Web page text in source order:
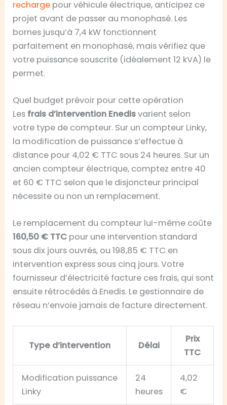
recharge pour véhicule électrique, anticipez ce
projet avant de passer au monophasé. Les
bornes jusqu’à 7,4 kW fonctionnent
parfaitement en monophasé, mais vérifiez que
votre puissance souscrite (idéalement 12 kVA) le
permet.
Quel budget prévoir pour cette opération
Les frais d’intervention Enedisvarient selon
votre type de compteur. Sur un compteur Linky,
la modification de puissance s’effectue à
distance pour 4,02 € TTC sous 24 heures. Sur un
ancien compteur électrique, comptez entre 40
et 60 € TTC selon que le disjoncteur principal
nécessite ou non un remplacement.
Le remplacement du compteur lui-même coûte
160,50 € TTC pour une intervention standard
sous dix jours ouvrés, ou 198,85 € TTC en
intervention express sous cinq jours. Votre
fournisseur d’électricité facture ces frais, qui sont
ensuite rétrocédés à Enedis. Le gestionnaire de
réseau n’envoie jamais de facture directement.
Type d’intervention Délai
Prix
TTC
Modification puissance
Linky
24
heures
4,02
€